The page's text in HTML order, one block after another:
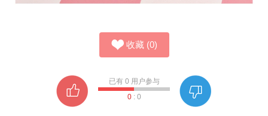
收藏 (0)
已有 0 用户参与
0: 0